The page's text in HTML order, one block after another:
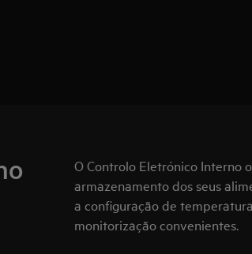
O Controlo Eletrónico Interno
armazenamento dos seus
a configuração de
monitorização convenientes.